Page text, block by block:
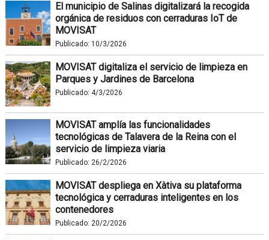
El municipio de Salinas digitalizará la recogida
orgánica de residuos con cerraduras IoT de
MOVISAT
Publicado: 10/3/2026
MOVISAT digitaliza el servicio de limpieza en
Parques y Jardines de Barcelona
Publicado: 4/3/2026
MOVISAT amplía las funcionalidades
tecnológicas de Talavera de la Reina con el
servicio de limpieza viaria
Publicado: 26/2/2026
MOVISAT despliega en Xàtiva su plataforma
tecnológica y cerraduras inteligentes en los
contenedores
Publicado: 20/2/2026